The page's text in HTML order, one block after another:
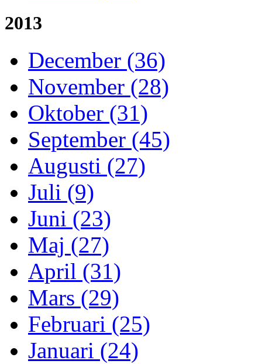
2013
December (36)
November (28)
Oktober (31)
September (45)
Augusti (27)
Juli (9)
Juni (23)
Maj (27)
April (31)
Mars (29)
Februari (25)
Januari (24)